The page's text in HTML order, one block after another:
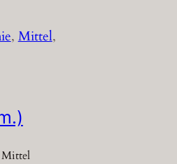
, Mittel
Mittel